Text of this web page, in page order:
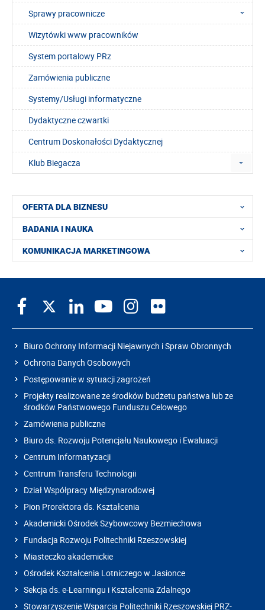
Sprawy pracownicze
Wizytówki www pracowników
System portalowy PRz
Zamówienia publiczne
Systemy/Usługi informatyczne
Dydaktyczne czwartki
Centrum Doskonałości Dydaktycznej
Klub Biegacza
OFERTA DLA BIZNESU
BADANIA I NAUKA
KOMUNIKACJA MARKETINGOWA
Biuro Ochrony Informacji Niejawnych i Spraw Obronnych
Ochrona Danych Osobowych
Postępowanie w sytuacji zagrożeń
Projekty realizowane ze środków budżetu państwa lub ze
środków Państwowego Funduszu Celowego
Zamówienia publiczne
Biuro ds. Rozwoju Potencjału Naukowego i Ewaluacji
Centrum Informatyzacji
Centrum Transferu Technologii
Dział Współpracy Międzynarodowej
Pion Prorektora ds. Kształcenia
Akademicki Ośrodek Szybowcowy Bezmiechowa
Fundacja Rozwoju Politechniki Rzeszowskiej
Miasteczko akademickie
Ośrodek Kształcenia Lotniczego w Jasionce
Sekcja ds. e-Learningu i Kształcenia Zdalnego
Stowarzyszenie Wsparcia Politechniki Rzeszowskiej PRZ-